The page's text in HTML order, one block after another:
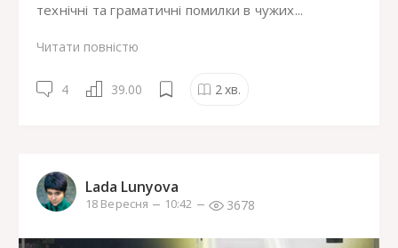
технічні та граматичні помилки в чужих...
Читати повністю
4 39.00 2хв.
Lada Lunyova
18 Вересня 10:42 3678